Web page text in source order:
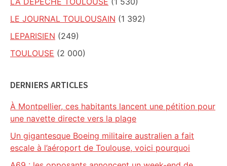
LE JOURNAL TOULOUSAIN (1 392)
LEPARISIEN (249)
TOULOUSE (2 000)
DERNIERS ARTICLES
À Montpellier, ces habitants lancent une pétition pour
une navette directe vers la plage
Un gigantesque Boeing militaire australien a fait
escale à l’aéroport de Toulouse, voici pourquoi